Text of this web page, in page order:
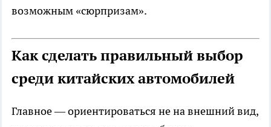
возможным «сюрпризам».
Как сделать правильный выбор
среди китайских автомобилей
Главное — ориентироваться не на внешний вид,